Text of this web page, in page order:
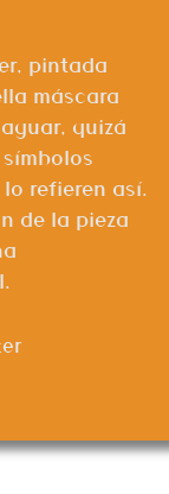
pintada
máscara
quizá
refieren así.
de la pieza